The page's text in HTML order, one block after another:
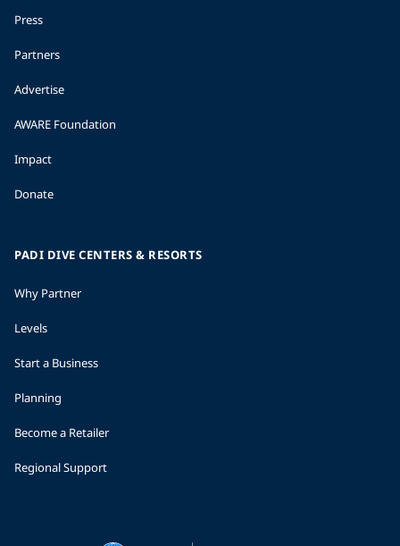
Press
Partners
Advertise
AWARE Foundation
Impact
Donate
PADI DIVE CENTERS & RESORTS
Why Partner
Levels
Start a Business
Planning
Become a Retailer
Regional Support